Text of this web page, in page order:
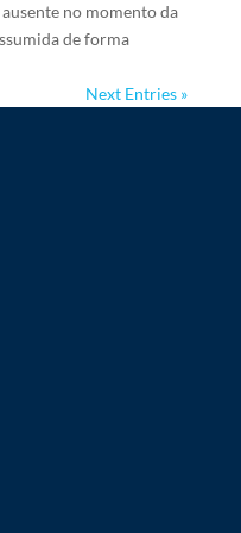
no momento da
de forma
Next Entries »